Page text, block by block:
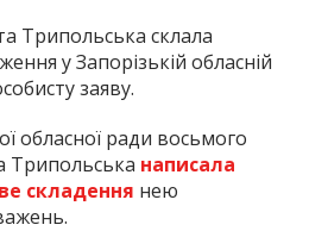
Трипольська склала
у Запорізькій обласній
заяву.
обласної ради восьмого
Трипольська написала
складення нею